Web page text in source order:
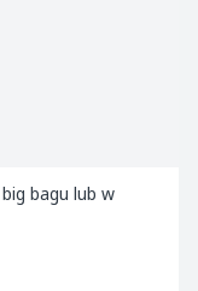
bagu lub w